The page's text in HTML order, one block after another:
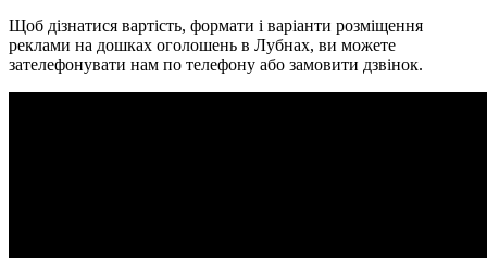
Щоб дізнатися вартість, формати і варіанти розміщення
реклами на дошках оголошень в Лубнах, ви можете
зателефонувати нам по телефону або замовити дзвінок.